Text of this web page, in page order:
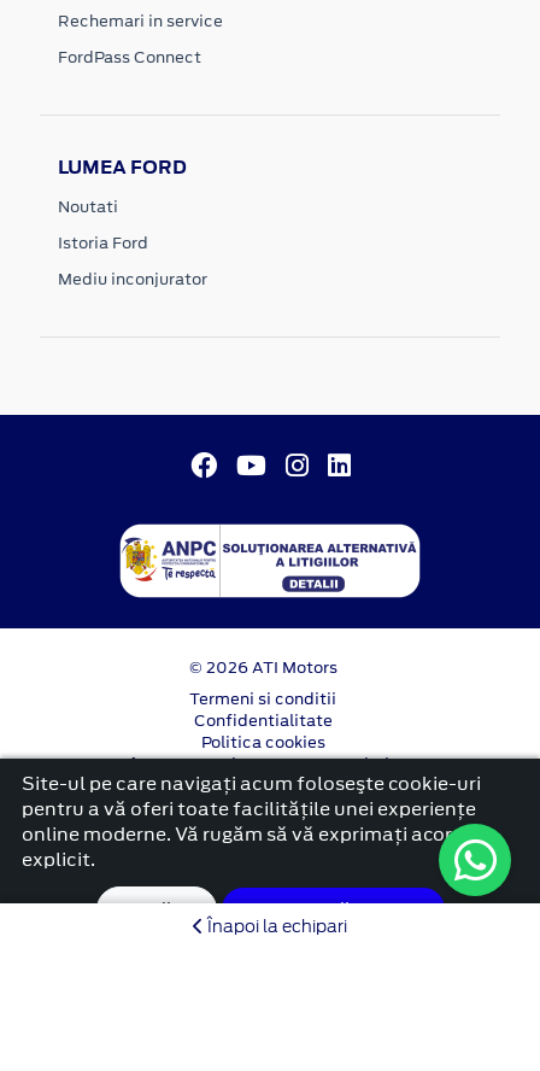
Înapoi la echipari
Rechemari in service
FordPass Connect
LUMEA FORD
Noutati
Istoria Ford
Mediu inconjurator
© 2026 ATI Motors
Termeni si conditii
Confidentialitate
Politica cookies
Anunț începere proiect ”PNRR. Fonduri pentru
România modernă și reformată”.
platformă dezvoltată de Workleto
Site-ul pe care navigați acum foloseşte cookie-uri
pentru a vă oferi toate facilitățile unei experiențe
online moderne. Vă rugăm să vă exprimați acordul
explicit.
Setări
Acceptă cookie